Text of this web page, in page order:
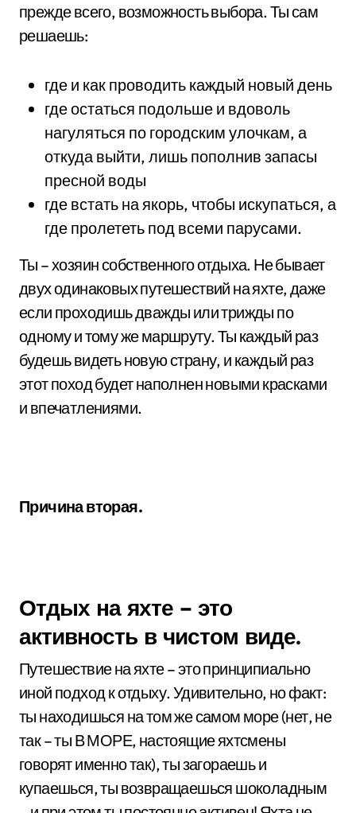
прежде всего, возможность выбора. Ты сам
решаешь:
где и как проводить каждый новый день
где остаться подольше и вдоволь
нагуляться по городским улочкам, а
откуда выйти, лишь пополнив запасы
пресной воды
где встать на якорь, чтобы искупаться, а
где пролететь под всеми парусами.
Ты – хозяин собственного отдыха. Не бывает
двух одинаковых путешествий на яхте, даже
если проходишь дважды или трижды по
одному и тому же маршруту. Ты каждый раз
будешь видеть новую страну, и каждый раз
этот поход будет наполнен новыми красками
и впечатлениями.
Причина вторая.
Отдых на яхте – это
активность в чистом виде.
Путешествие на яхте – это принципиально
иной подход к отдыху. Удивительно, но факт:
ты находишься на том же самом море (нет, не
так – ты В МОРЕ, настоящие яхтсмены
говорят именно так), ты загораешь и
купаешься, ты возвращаешься шоколадным